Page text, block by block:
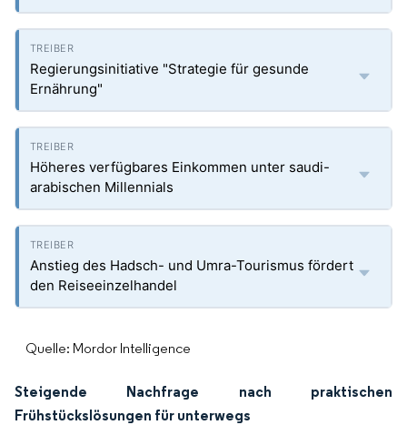
Regierungsinitiative "Strategie für gesunde
Ernährung"
Höheres verfügbares Einkommen unter saudi-
arabischen Millennials
Anstieg des Hadsch- und Umra-Tourismus fördert
den Reiseeinzelhandel
Quelle: Mordor Intelligence
Steigende Nachfrage nach praktischen
Frühstückslösungen für unterwegs